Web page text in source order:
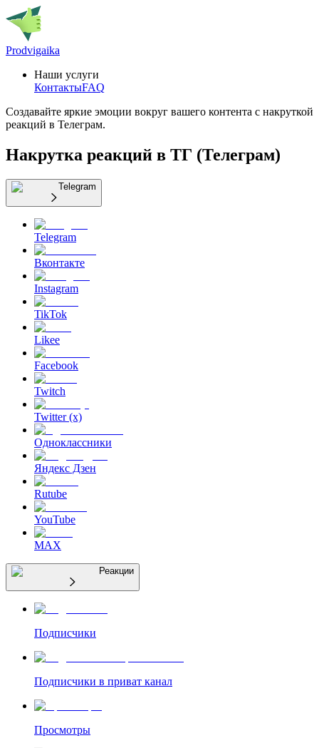
Prodvigaika
Наши услуги
КонтактыFAQ
Создавайте яркие эмоции вокруг вашего контента с накруткой
реакций в Телеграм.
Накрутка реакций в ТГ (Телеграм)
Telegram
Telegram
Вконтакте
Instagram
TikTok
Likee
Facebook
Twitch
Twitter (x)
Одноклассники
Яндекс Дзен
Rutube
YouTube
MAX
Реакции
Подписчики
Подписчики в приват канал
Просмотры